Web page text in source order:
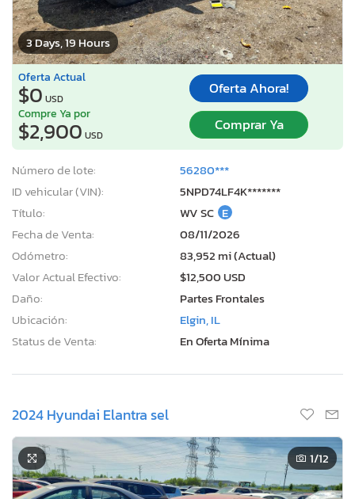
3 Days, 19 Hours
Oferta Actual
$0 USD
Oferta Ahora!
Compre Ya por
$2,900 USD
Comprar Ya
Número de lote:
56280***
ID vehicular (VIN):
5NPD74LF4K*******
Título:
WV SC E
Fecha de Venta:
08/11/2026
Odómetro:
83,952 mi (Actual)
Valor Actual Efectivo:
$12,500 USD
Daño:
Partes Frontales
Ubicación:
Elgin, IL
Status de Venta:
En Oferta Mínima
2024 Hyundai Elantra sel
1/12